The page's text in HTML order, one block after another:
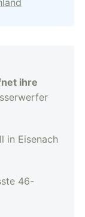
ihre
in Eisenach
46-